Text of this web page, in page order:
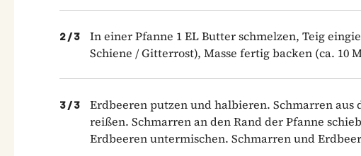
2/3
In einer Pfanne 1 EL Butter schmelzen, Teig
Schiene / Gitterrost), Masse fertig backen (ca.
3/3
Erdbeeren putzen und halbieren. Schmarren
reißen. Schmarren an den Rand der Pfanne
Erdbeeren untermischen. Schmarren und